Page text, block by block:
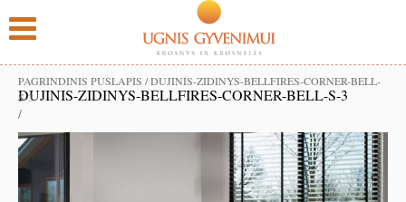
PAGRINDINIS PUSLAPIS /DUJINIS-ZIDINYS-BELLFIRES-CORNER-BELL-
S-3
DUJINIS-ZIDINYS-BELLFIRES-CORNER-BELL-S-3
/